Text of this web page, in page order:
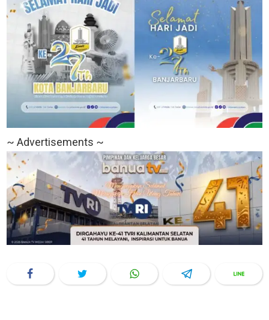
~ Advertisements ~